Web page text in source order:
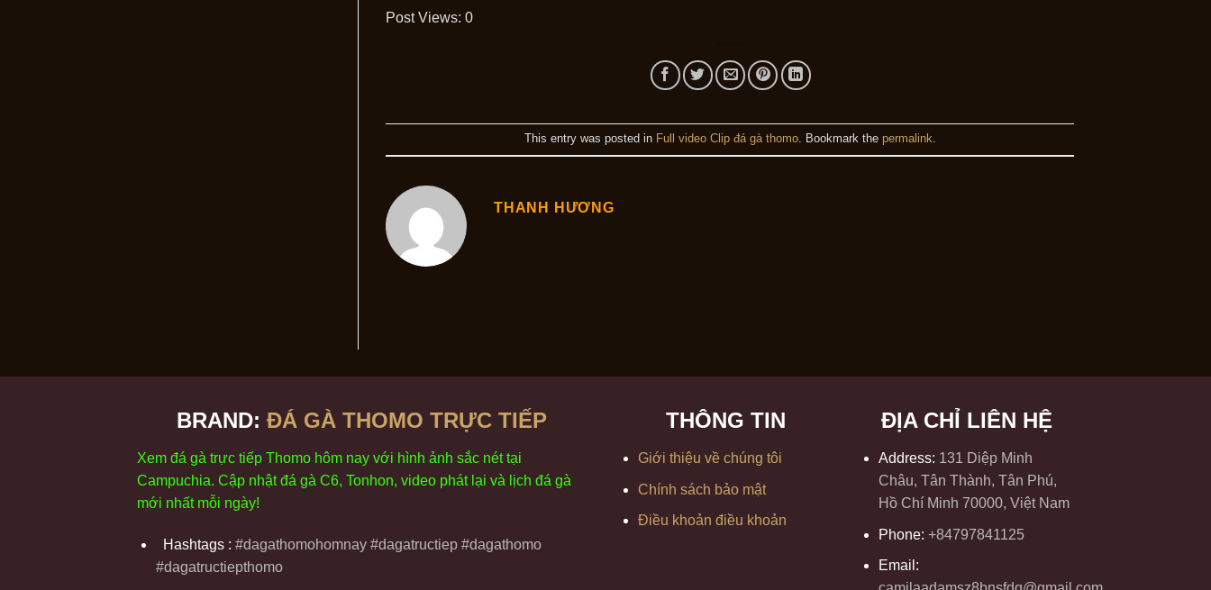
Post Views: 0
This entry was posted in Full video Clip đá gà thomo. Bookmark the permalink.
THANH HƯƠNG
BRAND: ĐÁ GÀ THOMO TRỰC TIẾP
Xem đá gà trực tiếp Thomo hôm nay với hình ảnh sắc néttại
Campuchia. Cập nhậtđá gà C6, Tonhon, video phátl ại và ịch đá gà
mới nhất mỗi ngày!
Hashtags : #dagathomohomnay #dagatructiep #dagathomo
#dagatructiepthomo
THÔNG TIN
Giới thiệu về chúng tôi
Chính sách bảo mật
Điều khoản điều khoản
ĐỊA CHỈ LIÊN HỆ
Address: 131 Diệp Minh
Châu, Tân Thành, Tân Phú,
Hồ Chí Minh 70000, Việt Nam
Phone: +84797841125
Email: